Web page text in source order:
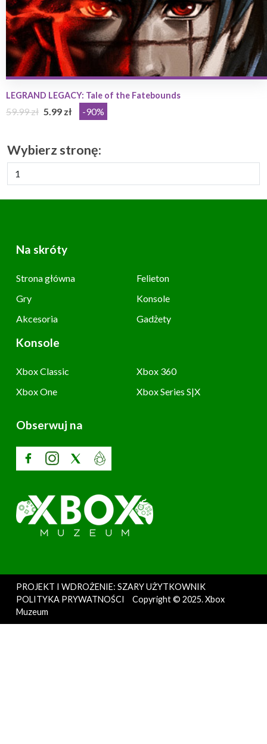
LEGRAND LEGACY: Tale of the Fatebounds
59.99 zł 5.99 zł -90%
Wybierz stronę:
Na skróty
Strona główna
Felieton
Gry
Konsole
Akcesoria
Gadżety
Konsole
Xbox Classic
Xbox 360
Xbox One
Xbox Series S|X
Obserwuj na
PROJEKT I WDROŻENIE: SZARY UŻYTKOWNIK
POLITYKA PRYWATNOŚCI
Copyright © 2025. Xbox
Muzeum